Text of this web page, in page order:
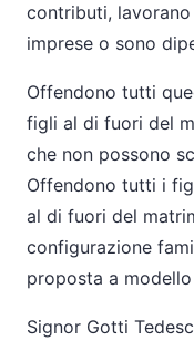
contributi,
imprese o sono
Offendono tutti
figli al di fuori del
che non possono
Offendono tutti i
al di fuori del
configurazione
proposta a
Signor Gotti